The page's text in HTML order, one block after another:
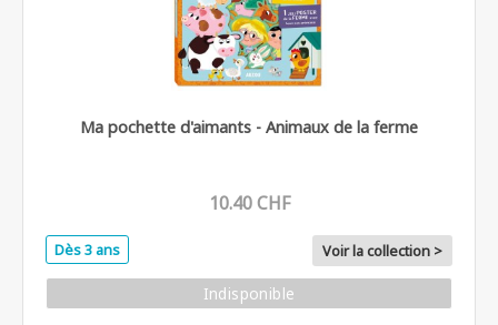
Ma pochette d'aimants - Animaux de la ferme
10.40 CHF
Dès 3 ans Voir la collection >
Indisponible